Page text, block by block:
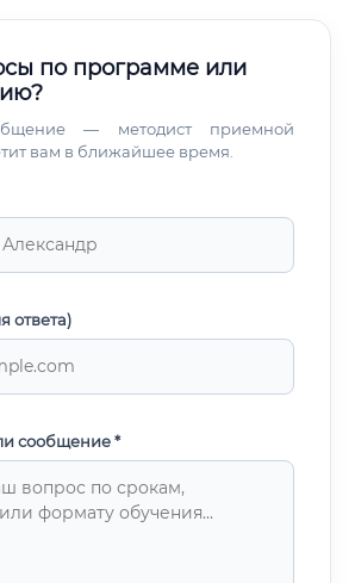
по программе или
— методист приемной
вам в ближайшее время.
ответа)
сообщение *